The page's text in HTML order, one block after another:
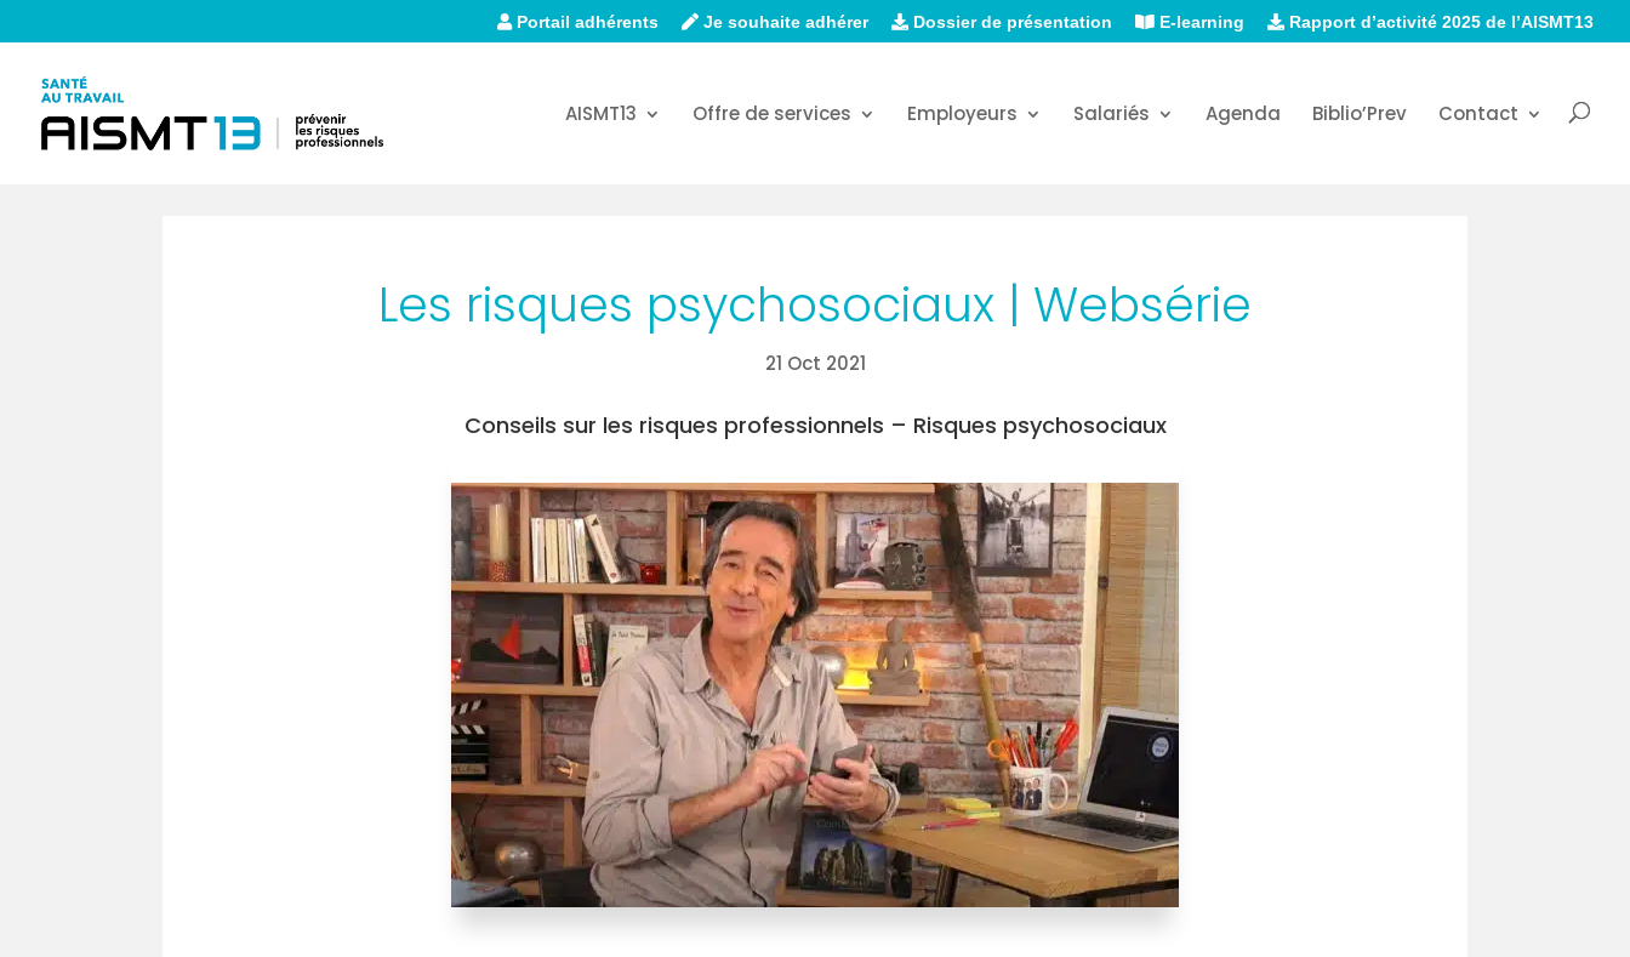
Portail adhérents Je souhaite adhérer Dossier de présentation E-learning Rapport d’activité 2025 de l’AISMT13
AISMT13 Offre de services Employeurs Salariés Agenda Biblio’Prev Contact
Les risques psychosociaux | Websérie
21 Oct 2021
Conseils sur les risques professionnels – Risques psychosociaux